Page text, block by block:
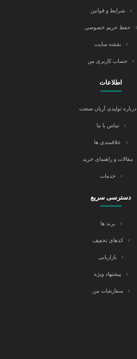
شرایط و قوانین
حفظ حریم خصوصی
نقشه سایت
حساب کاربری من
اطلاعات
درباره تولیدی آریان صنعت
تماس با ما
علاقمندی ها
مقالات و راهنمای خرید
خدمات
دسترسی سریع
برند ها
کدهای تخفیف
بازاریابی
پیشنهاد ویژه
سفارشات من